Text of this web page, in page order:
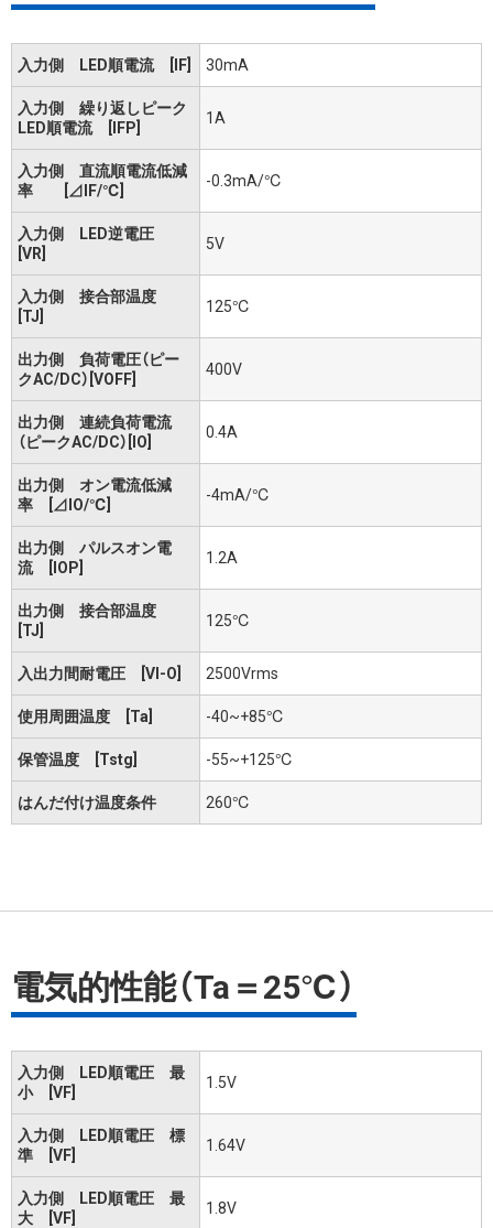
入力側 LED順電流 [IF] 30mA
入力側 繰り返しピーク
LED順電流 [IFP]
1A
入力側 直流順電流低減
率 [⊿IF/℃]
-0.3mA/℃
入力側 LED逆電圧
[VR]
5V
入力側 接合部温度
[TJ]
125℃
出力側 負荷電圧（ピー
クAC/DC）[VOFF]
400V
出力側 連続負荷電流
（ピークAC/DC）[IO]
0.4A
出力側 オン電流低減
率 [⊿IO/℃]
-4mA/℃
出力側 パルスオン電
流 [IOP]
1.2A
出力側 接合部温度
[TJ]
125℃
入出力間耐電圧 [VI-O] 2500Vrms
使用周囲温度 [Ta] -40~+85℃
保管温度 [Tstg] -55~+125℃
はんだ付け温度条件 260℃
電気的性能（Ta＝25℃）
入力側 LED順電圧 最
小 [VF]
1.5V
入力側 LED順電圧 標
準 [VF]
1.64V
入力側 LED順電圧 最
大 [VF]
1.8V